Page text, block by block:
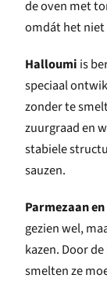
de oven met
omdát het
Halloumi is
speciaal
zonder te
zuurgraad en
stabiele
sauzen.
Parmezaan
gezien wel,
kazen. Door
smelten ze